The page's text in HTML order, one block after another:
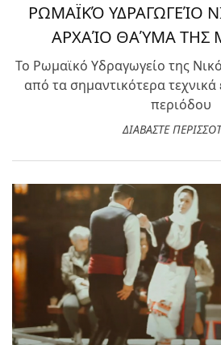
ΡΩΜΑΪΚΌ ΥΔΡΑΓΩΓΕΊΟ
ΑΡΧΑΊΟ ΘΑΎΜΑ ΤΗΣ
Το Ρωμαϊκό Υδραγωγείο της
από τα σημαντικότερα
περιόδου
ΔΙΑΒΑΣΤΕ